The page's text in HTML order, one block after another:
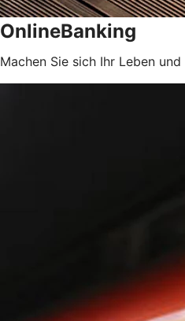
OnlineBanking
Machen Sie sich Ihr Leben